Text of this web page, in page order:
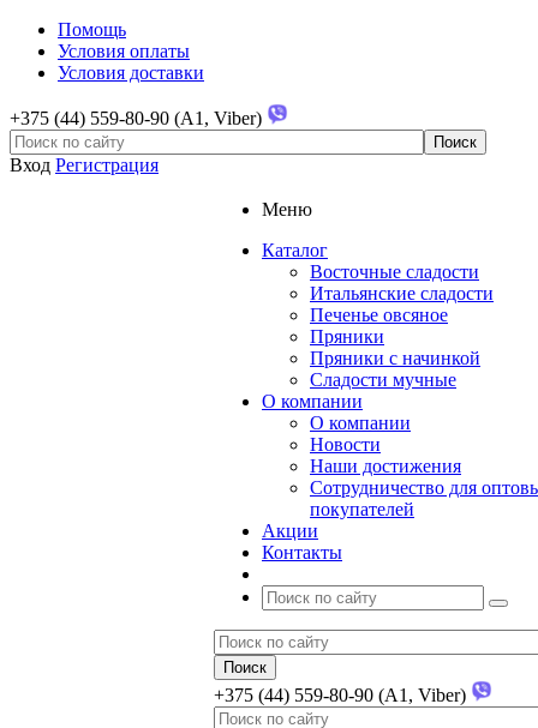
Помощь
Условия оплаты
Условия доставки
+375 (44) 559-80-90 (A1, Viber)
Вход Регистрация
Меню
Каталог
Восточные сладости
Итальянские сладости
Печенье овсяное
Пряники
Пряники с начинкой
Сладости мучные
О компании
О компании
Новости
Наши достижения
Сотрудничество для
покупателей
Акции
Контакты
+375 (44) 559-80-90 (A1, Viber)